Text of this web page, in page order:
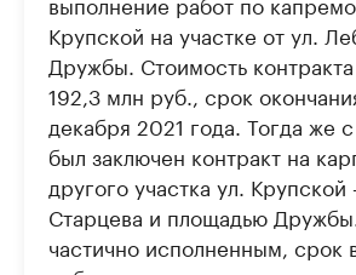
Крупской на участке от ул.
Дружбы. Стоимость
192,3 млн руб., срок
декабря 2021 года. Тогда же
был заключен контракт на
другого участка ул.
Старцева и площадью
частично исполненным, срок